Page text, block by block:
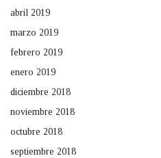
abril 2019
marzo 2019
febrero 2019
enero 2019
diciembre 2018
noviembre 2018
octubre 2018
septiembre 2018